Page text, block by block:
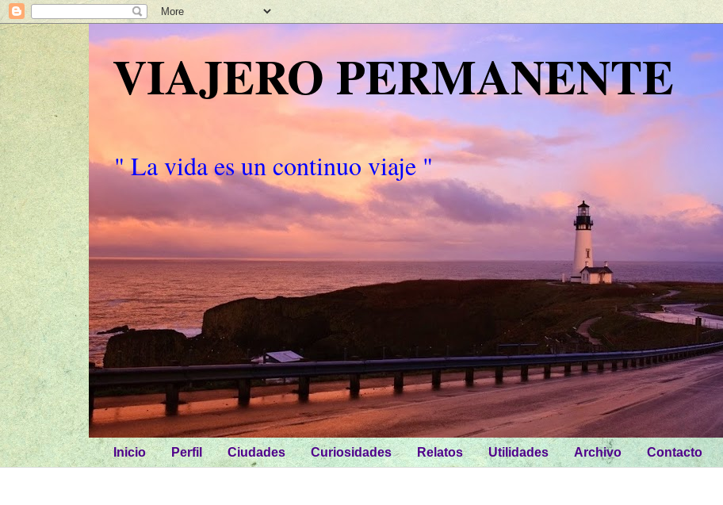
VIAJERO PERMANENTE
" La vida es un continuo viaje "
Inicio Perfil Ciudades Curiosidades Relatos Utilidades Archivo Contacto